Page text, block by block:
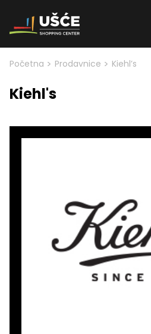
Skip to content
Početna > Prodavnice > Kiehl’s
Kiehl's